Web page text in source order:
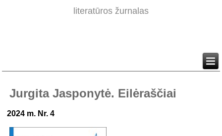
literatūros žurnalas
Jurgita Jasponytė. Eilėraščiai
2024 m. Nr. 4